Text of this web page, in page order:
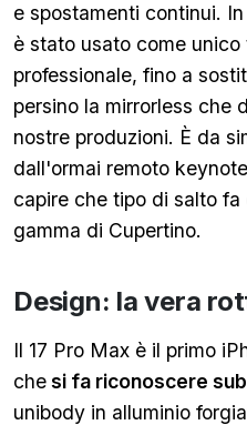
e spostamenti continui.
è stato usato come
professionale, fino a
persino la mirrorless che
nostre produzioni. È da
dall'ormai remoto
capire che tipo di salto
gamma di Cupertino.
Design: la vera
Il 17 Pro Max è il primo
chesi fa riconoscere
unibody in alluminio